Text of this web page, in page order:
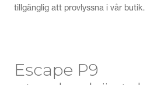
tillgänglig att provlyssna i vår butik.
Escape P9